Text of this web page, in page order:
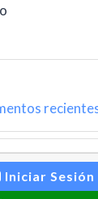
Iniciar Sesión